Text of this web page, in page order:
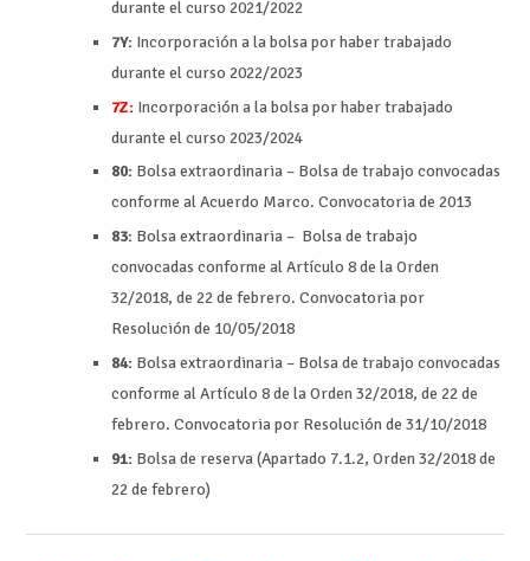
durante el curso 2021/2022
7Y: Incorporación a la bolsa por haber trabajado
durante el curso 2022/2023
7Z: Incorporación a la bolsa por haber trabajado
durante el curso 2023/2024
80: Bolsa extraordinaria – Bolsa de trabajo convocadas
conforme al Acuerdo Marco. Convocatoria de 2013
83: Bolsa extraordinaria – Bolsa de trabajo
convocadas conforme al Artículo 8 de la Orden
32/2018, de 22 de febrero. Convocatoria por
Resolución de 10/05/2018
84: Bolsa extraordinaria – Bolsa de trabajo convocadas
conforme al Artículo 8 de la Orden 32/2018, de 22 de
febrero. Convocatoria por Resolución de 31/10/2018
91: Bolsa de reserva (Apartado 7.1.2, Orden 32/2018 de
22 de febrero)